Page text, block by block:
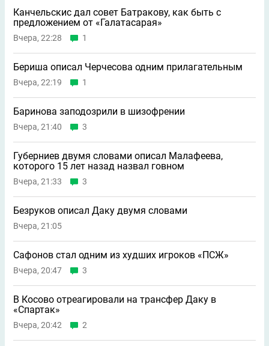
Канчельскис дал совет Батракову, как быть с
предложением от «Галатасарая»
Вчера, 22:28 1
Бериша описал Черчесова одним прилагательным
Вчера, 22:19 1
Баринова заподозрили в шизофрении
Вчера, 21:40 3
Губерниев двумя словами описал Малафеева,
которого 15 лет назад назвал говном
Вчера, 21:33 3
Безруков описал Даку двумя словами
Вчера, 21:05
Сафонов стал одним из худших игроков «ПСЖ»
Вчера, 20:47 3
В Косово отреагировали на трансфер Даку в
«Спартак»
Вчера, 20:42 2